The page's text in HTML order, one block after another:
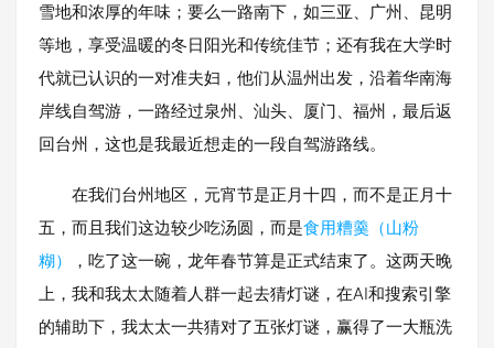
雪地和浓厚的年味；要么一路南下，如三亚、广州、昆明
等地，享受温暖的冬日阳光和传统佳节；还有我在大学时
代就已认识的一对准夫妇，他们从温州出发，沿着华南海
岸线自驾游，一路经过泉州、汕头、厦门、福州，最后返
回台州，这也是我最近想走的一段自驾游路线。
在我们台州地区，元宵节是正月十四，而不是正月十
五，而且我们这边较少吃汤圆，而是食用糟羹（山粉
糊）
，吃了这一碗，龙年春节算是正式结束了。这两天晚
上，我和我太太随着人群一起去猜灯谜，在AI和搜索引擎
的辅助下，我太太一共猜对了五张灯谜，赢得了一大瓶洗